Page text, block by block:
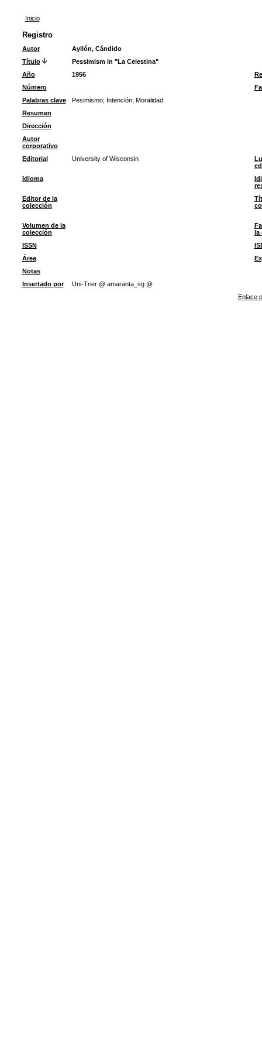
Inicio
Registro
Autor
Ayllón, Cándido
Título
Pessimism in "La Celestina"
Año
1956
Número
Palabras clave
Pesimismo; Intención; Moralidad
Resumen
Dirección
Autor
corporativo
Editorial
University of Wisconsin
Idioma
Editor de la
colección
Volumen de la
colección
la
ISSN
Área
Notas
Insertado por
Uni-Trier @ amaranta_sg @
Enlace